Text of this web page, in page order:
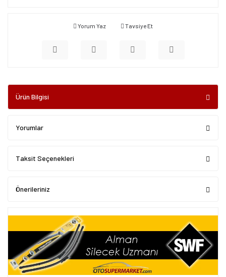
Yorum Yaz Tavsiye Et
Ürün Bilgisi
Yorumlar
Taksit Seçenekleri
Önerileriniz